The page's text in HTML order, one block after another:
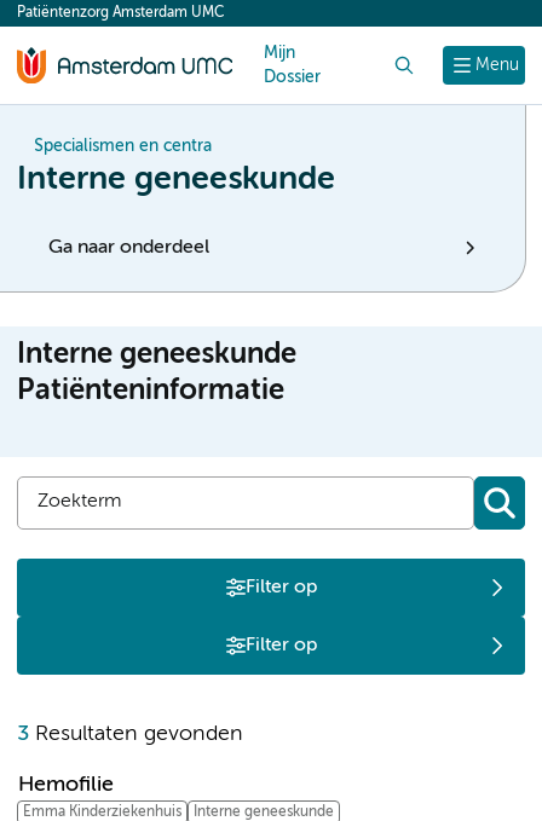
content
Menu
Patiëntenzorg Amsterdam UMC
Mijn
Dossier
Specialismen en centra
Interne geneeskunde
Ga naar onderdeel
Interne geneeskunde
Patiënteninformatie
Filter op
Filter op
3 Resultaten gevonden
Hemofilie
Emma Kinderziekenhuis
Interne geneeskunde